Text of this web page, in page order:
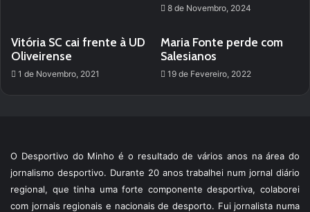
8 de Novembro, 2024
Vitória SC cai frente à UD
Oliveirense
1 de Novembro, 2021
Maria Fonte perde com
Salesianos
19 de Fevereiro, 2022
O Desportivo do Minho é o resultado de vários anos na área do
jornalismo desportivo. Durante 20 anos trabalhei num jornal diário
regional, que tinha uma forte componente desportiva, colaborei
com jornais regionais e nacionais de desporto. Fui jornalista numa